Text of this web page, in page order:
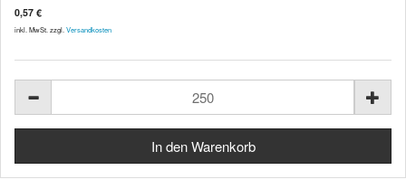
0,57 €
inkl. MwSt. zzgl. Versandkosten